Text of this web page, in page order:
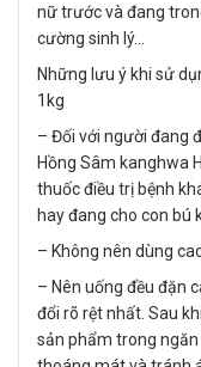
nữ trước và đang
cường sinh lý…
Những lưu ý khi sử
1kg
– Đối với người đang
Hồng Sâm kanghwa
thuốc điều trị bệnh
hay đang cho con bú
– Không nên dùng
– Nên uống đều đặn
đổi rõ rệt nhất. Sau
sản phẩm trong